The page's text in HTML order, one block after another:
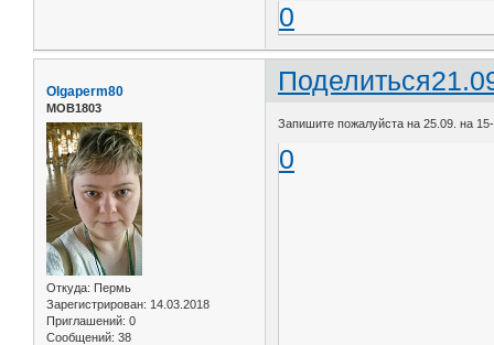
0
Поделиться
Olgaperm80
МОВ1803
Откуда: Пермь
Зарегистрирован: 14.03.2018
Приглашений: 0
Сообщений: 38
Запишите пожалуйста на 25.09. на
0